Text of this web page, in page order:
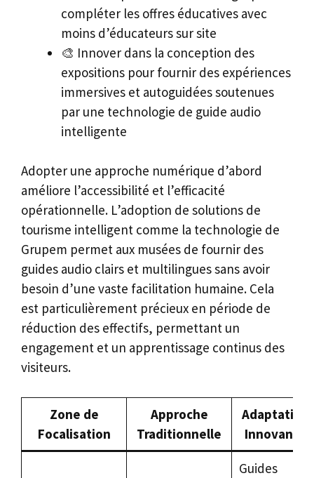
compléter les offres éducatives avec
moins d’éducateurs sur site
🎨 Innover dans la conception des
expositions pour fournir des expériences
immersives et autoguidées soutenues
par une technologie de guide audio
intelligente
Adopter une approche numérique d’abord
améliore l’accessibilité et l’efficacité
opérationnelle. L’adoption de solutions de
tourisme intelligent comme la technologie de
Grupem permet aux musées de fournir des
guides audio clairs et multilingues sans avoir
besoin d’une vaste facilitation humaine. Cela
est particulièrement précieux en période de
réduction des effectifs, permettant un
engagement et un apprentissage continus des
visiteurs.
Zone de
Focalisation
Approche
Traditionnelle
Adaptation
Innovante
Guides